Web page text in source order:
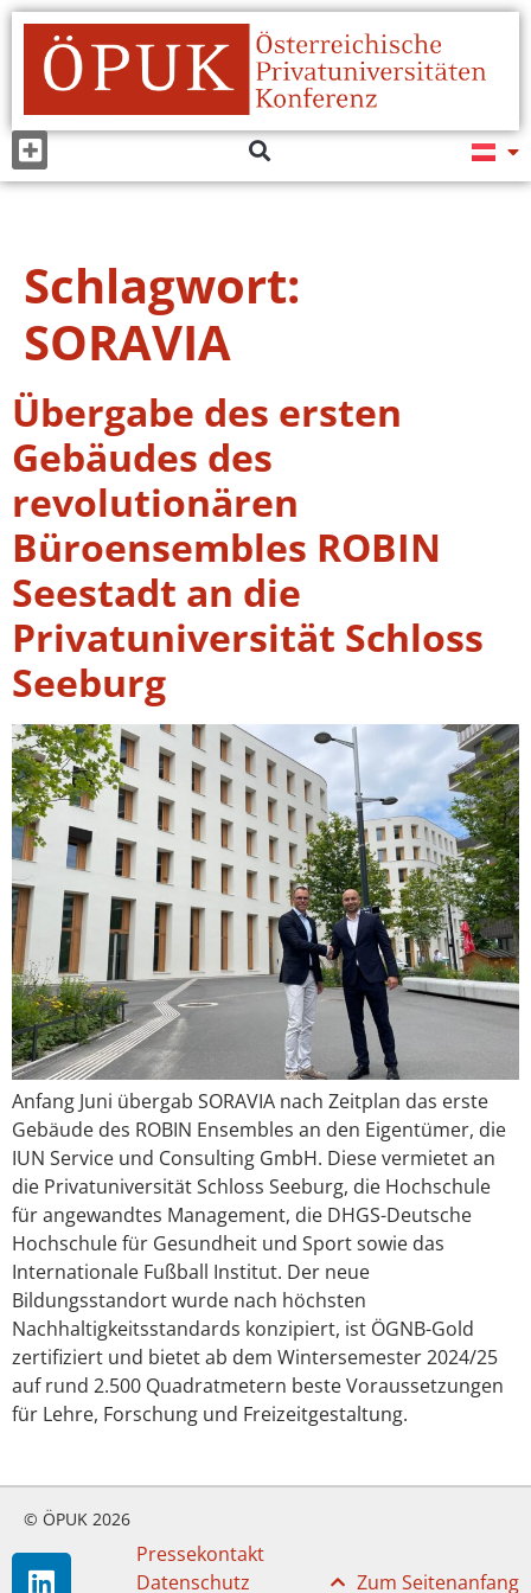
Schlagwort:
SORAVIA
Übergabe des ersten
Gebäudes des
revolutionären
Büroensembles ROBIN
Seestadt an die
Privatuniversität Schloss
Seeburg
Anfang Juni übergab SORAVIA nach Zeitplan das erste
Gebäude des ROBIN Ensembles an den Eigentümer, die
IUN Service und Consulting GmbH. Diese vermietet an
die Privatuniversität Schloss Seeburg, die Hochschule
für angewandtes Management, die DHGS-Deutsche
Hochschule für Gesundheit und Sport sowie das
Internationale Fußball Institut. Der neue
Bildungsstandort wurde nach höchsten
Nachhaltigkeitsstandards konzipiert, ist ÖGNB-Gold
zertifiziert und bietet ab dem Wintersemester 2024/25
auf rund 2.500 Quadratmetern beste Voraussetzungen
für Lehre, Forschung und Freizeitgestaltung.
© ÖPUK 2026
Pressekontakt
Datenschutz
Zum Seitenanfang